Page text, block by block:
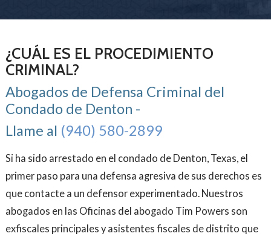
¿CUÁL ES EL PROCEDIMIENTO
CRIMINAL?
Abogados de Defensa Criminal del
Condado de Denton -
Llame al (940) 580-2899
Si ha sido arrestado en el condado de Denton, Texas, el
primer paso para una defensa agresiva de sus derechos es
que contacte a un defensor experimentado. Nuestros
abogados en las Oficinas del abogado Tim Powers son
exfiscales principales y asistentes fiscales de distrito que